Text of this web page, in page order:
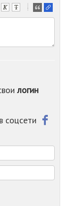
-
-
-
-
-
логин
соцсети